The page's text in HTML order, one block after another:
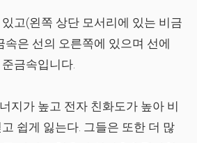
고(왼쪽 상단 모서리에 있는 비금
속은 선의 오른쪽에 있으며 선에
금속입니다.
지가 높고 전자 친화도가 높아 비
쉽게 잃는다. 그들은 또한 더 많